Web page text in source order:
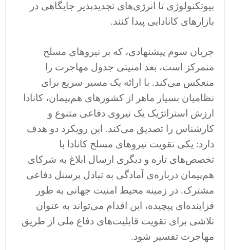
بیوتکنولوژی تا انرژی‌های تجدیدپذیر جایگاهی در
بازارهای کانادایی پیدا کنند.
جریان سوم پیشنهادی، که بر نیروهای مسلح
متمرکز است، بعد امنیتی جدول مهاجرت را
منعکس می‌کند. با ارائه یک مسیر سریع برای
نظامیان بسیار ماهر از کشورهای هم‌پیمان، کانادا
ارزش استراتژیک یک نیروی دفاعی متنوع و
کارشناس را تصدیق می‌کند. این رویکرد دو هدف
دارد: یکی تقویت نیروهای مسلح کانادا با
تخصص‌های تازه و دیگری ارسال ابلاغ به شرکای
هم‌پیمان درباره‌ی آمادگی به تبادل پرسنل دفاعی
مشترک. در زمینه محیط امنیت جهانی به طور
فزاینده‌ای پیچیده، این اقدام می‌تواند به عنوان
تلاشی برای تقویت قابلیت‌های دفاع ملی از طریق
مهاجرت تفسیر شود.